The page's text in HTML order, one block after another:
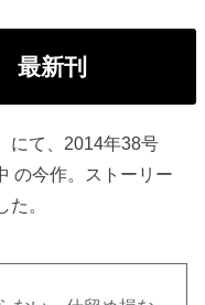
最新刊
にて、2014年38号
の今作。ストーリー
。